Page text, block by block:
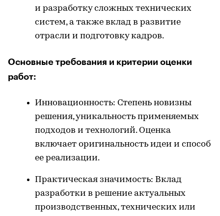
и разработку сложных технических
систем, а также вклад в развитие
отрасли и подготовку кадров.
Основные требования и критерии оценки
работ:
Инновационность: Степень новизны
решения, уникальность применяемых
подходов и технологий. Оценка
включает оригинальность идеи и способ
ее реализации.
Практическая значимость: Вклад
разработки в решение актуальных
производственных, технических или